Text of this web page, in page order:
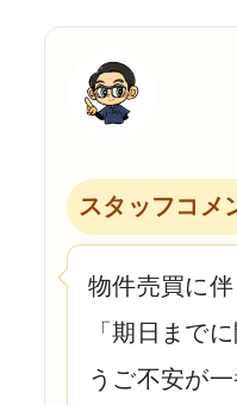
スタッフコメ
物件売買に伴
「期日まで
うご不安が